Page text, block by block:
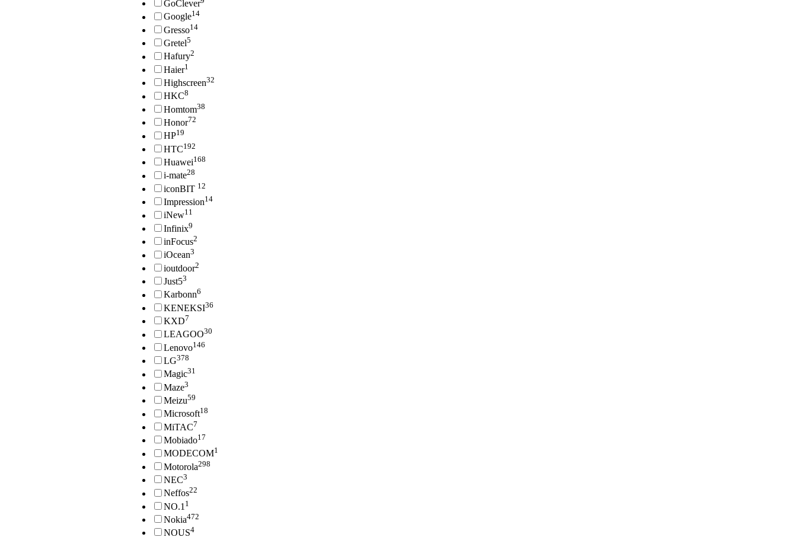
GoClever
Google14
Gresso14
Gretel5
Hafury2
Haier1
Highscreen32
HKC8
Homtom38
Honor72
HP19
HTC192
Huawei168
i-mate28
iconBIT 12
Impression14
iNew11
Infinix9
inFocus2
iOcean3
ioutdoor2
Just53
Karbonn6
KENEKSI36
KXD7
LEAGOO30
Lenovo146
LG378
Magic31
Maze3
Meizu59
Microsoft18
MiTAC7
Mobiado17
MODECOM1
Motorola298
NEC3
Neffos22
NO.1 1
Nokia472
NOUS4